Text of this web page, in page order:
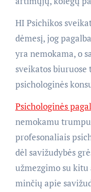
HI Psichikos
dėmesį, jog
yra nemokama, o
sveikatos
psichologinės
Psichologinės
nemokamu
profesonaliais
dėl savižudybės
užmezgimo su
minčių apie